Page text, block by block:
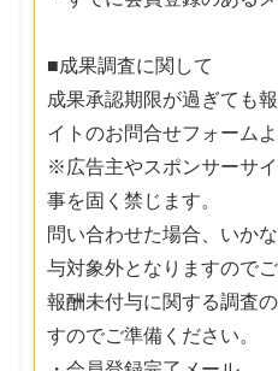
■成果調査に関して
成果承認期限が過ぎても
イトのお問合せフォーム
※広告主やスポンサーサ
事を固く禁じます。
問い合わせた場合、いか
与対象外となりますので
報酬未付与に関する調査
すのでご準備ください。